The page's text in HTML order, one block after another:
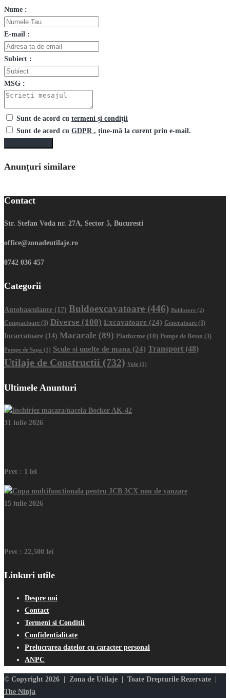
Nume :
E-mail :
Subiect :
MSG :
Sunt de acord cu termeni și condiții
Sunt de acord cu GDPR , ține-mă la curent prin e-mail.
Anunțuri similare
Contact
Str. Stefan Voda nr. 27A, Sector 5, Bucuresti
office@zonadeutilaje.ro
0742 036 457
Categorii
Autobasculante (17) Buldoexcavatoare (446) Buldozere (2)
Compactoare (3) Diverse (100) Excavatoare (24) Generatoare (3)
Incarcatoare (14) Macarale (89) Platforme (10) Pompe de Beton (3)
Pompe de Sapa (1) Scule si unelte de mana (24) Transport (48)
Utilaje de Constructii (732) Vole (1)
Ultimele Anunturi
31 iulie 2026
Pret : 1 lei
15 iulie 2026
Pret : 22,500 lei
Linkuri utile
Despre noi
Contact
Termeni si Conditii
Confidentialitate
Prelucrarea datelor cu caracter personal
ANPC
© Copyright 2026 | Zona de Utilaje | Toate Drepturile Rezervate |
The Ninja